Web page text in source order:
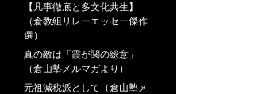
【凡事徹底と多文化共生】
（倉教組リレーエッセー傑作
選）
真の敵は「霞が関の総意」
（倉山塾メルマガより）
元祖減税派として（倉山塾メ